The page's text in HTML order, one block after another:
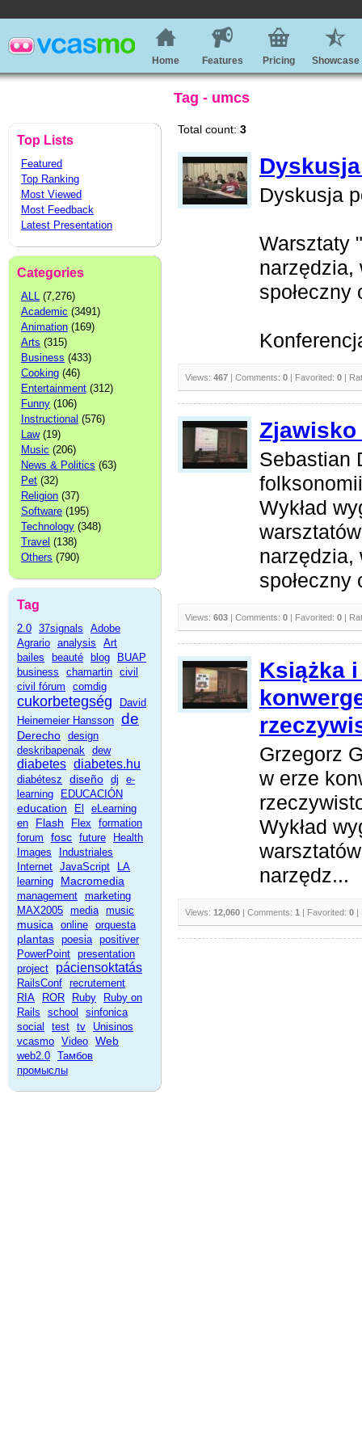
Home Features Pricing Showcase
Tag - umcs
Top Lists
Featured
Top Ranking
Most Viewed
Most Feedback
Latest Presentation
Categories
ALL (7,276)
Academic (3491)
Animation (169)
Arts (315)
Business (433)
Cooking (46)
Entertainment (312)
Funny (106)
Instructional (576)
Law(19)
Music (206)
News & Politics (63)
Pet (32)
Religion (37)
Software (195)
Technology (348)
Travel (138)
Others (790)
Tag
2.0 37signals
Adobe
Agrario analysis
Art
bailes
beauté blog
BUAP
business
chamartin civil
civil fórum
comdig
cukorbetegség
David
Heinemeier Hansson de
Derecho design
deskribapenak dew
diabetes diabetes.hu
diabétesz diseño dj
e-
learning
EDUCACIÓN
education El
eLearning
en
Flash Flex
formation
forum
fosc future
Health
Images
Industriales
Internet JavaScript
LA
learning
Macromedia
management marketing
MAX2005 media music
musica online orquesta
plantas poesia positiver
PowerPoint presentation
project
páciensoktatás
RailsConf recrutement
RIA
ROR Ruby
Ruby on
Rails
school
sinfonica
social
test tv
Unisinos
vcasmo Video Web
web2.0 Тамбов
промыслы
Total count: 3
Dyskusja
Warsztaty
narzędzia,
społeczny
Views: 467 | Comments: 0 | Favorited: 0 |
Sebastian
Wykład
narzędzia,
społeczny
Views: 603 | Comments: 0 | Favorited: 0 |
Książka
Grzegorz
w erze
Wykład
narzędz...
Views: 12,060 | Comments: 1 | Favorited: 0 |